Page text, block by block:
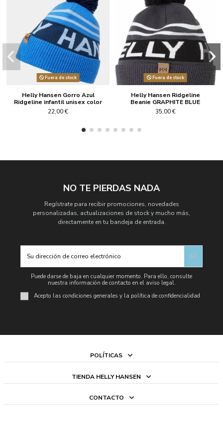
Fuera de stock
Helly Hansen Gorro Azul
Ridgeline infantil unisex color
azul
22,00 €
Fuera de stock
Helly Hansen Ridgeline
Beanie GRAPHITE BLUE
35,00 €
NO TE PIERDAS NADA
Regístrate para recibir promociones, novedades
personalizadas, actualizaciones de stock y mucho más,
directamente en tu bandeja de entrada.
Puede darse de baja en cualquier momento. Para ello, consulte
nuestra información de contacto en el aviso legal.
Acepto las condiciones generales y la política de confidencialidad
POLÍTICAS
TIENDA HELLY HANSEN
CONTACTO